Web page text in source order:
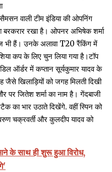
वाली टीम इंडिया की ओपनिंग
बरकरार रखा है। ओपनर अभिषेक शर्मा
भी हैं। उनके अलावा T20 रैंकिंग में
कप के लिए चुन लिया गया है।टॉप
ऑर्डर में कप्तान सूर्यकुमार यादव के
जैसे खिलाड़ियों को जगह मिलती दिखी
पर जितेश शर्मा का नाम है। गेंदबाजी
का भार उठाते दिखेंगे. वहीं स्पिन को
चक्रवर्ती और कुलदीप यादव को
के साथ ही शुरू हुआ विरोध,